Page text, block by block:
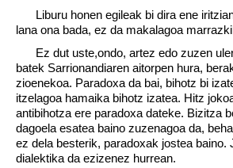
Liburu honen egileak bi dira ene
lana ona bada, ez da makalagoa
Ez dut uste,ondo, artez edo zuzen
batek Sarrionandiaren aitorpen hura,
zioenekoa. Paradoxa da bai, bihotz bi
itzelagoa hamaika bihotz izatea. Hitz
antibihotza ere paradoxa dateke. Bizitza
dagoela esatea baino zuzenagoa da,
ez dela besterik, paradoxak jostea baino.
dialektika da ezizenez hurrean.